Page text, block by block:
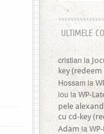
ULTIMELE
cristian la
key
Hossamla
lou la WP-
pele
cu cd-key
Adam la